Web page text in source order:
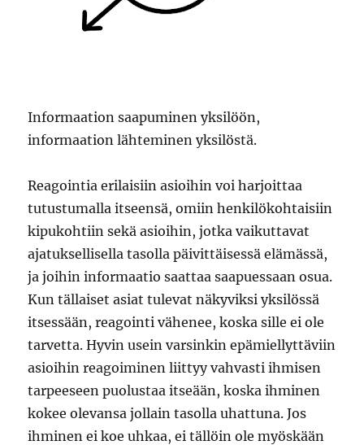
Informaation saapuminen yksilöön,
informaation lähteminen yksilöstä.
Reagointia erilaisiin asioihin voi harjoittaa
tutustumalla itseensä, omiin henkilökohtaisiin
kipukohtiin sekä asioihin, jotka vaikuttavat
ajatuksellisella tasolla päivittäisessä elämässä,
ja joihin informaatio saattaa saapuessaan osua.
Kun tällaiset asiat tulevat näkyviksi yksilössä
itsessään, reagointi vähenee, koska sille ei ole
tarvetta. Hyvin usein varsinkin epämiellyttäviin
asioihin reagoiminen liittyy vahvasti ihmisen
tarpeeseen puolustaa itseään, koska ihminen
kokee olevansa jollain tasolla uhattuna. Jos
ihminen ei koe uhkaa, ei tällöin ole myöskään